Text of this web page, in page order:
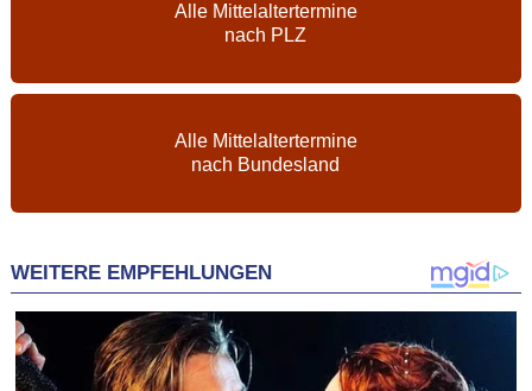
Alle Mittelaltertermine
nach PLZ
Alle Mittelaltertermine
nach Bundesland